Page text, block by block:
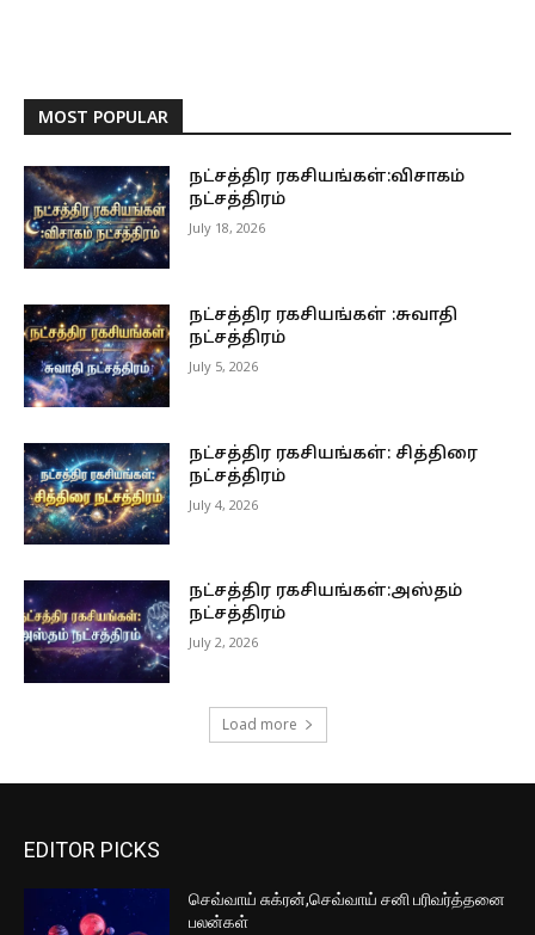
MOST POPULAR
நட்சத்திர ரகசியங்கள்:விசாகம்
நட்சத்திரம்
July 18, 2026
நட்சத்திர ரகசியங்கள் :சுவாதி
நட்சத்திரம்
July 5, 2026
நட்சத்திர ரகசியங்கள்: சித்திரை
நட்சத்திரம்
July 4, 2026
நட்சத்திர ரகசியங்கள்:அஸ்தம்
நட்சத்திரம்
July 2, 2026
Load more
EDITOR PICKS
செவ்வாய் சுக்ரன்,செவ்வாய் சனி பரிவர்த்தனை
பலன்கள்